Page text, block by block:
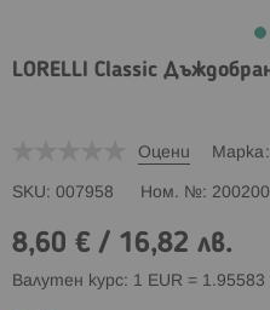
LORELLI Classic
Оцени Марка
SKU 007958 Ном. №
8,60 € / 16,82 лв.
Валутен курс: 1 EUR = 1.95583